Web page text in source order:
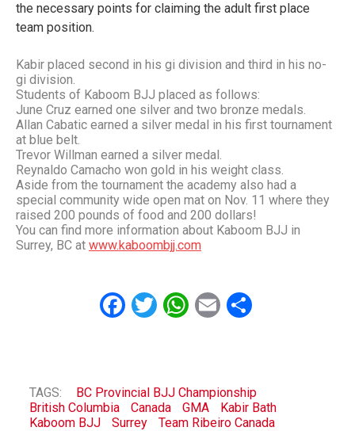
the necessary points for claiming the adult first place
team position.
Kabir placed second in his gi division and third in his no-
gi division.
Students of Kaboom BJJ placed as follows:
June Cruz earned one silver and two bronze medals.
Allan Cabatic earned a silver medal in his first tournament
at blue belt.
Trevor Willman earned a silver medal.
Reynaldo Camacho won gold in his weight class.
Aside from the tournament the academy also had a
special community wide open mat on Nov. 11 where they
raised 200 pounds of food and 200 dollars!
You can find more information about Kaboom BJJ in
Surrey, BC at www.kaboombjj.com
Facebook
Twitter
WhatsApp
EmailShare
TAGS:
BC Provincial BJJ Championship
British Columbia
Canada GMA
Kabir Bath
Kaboom BJJ
Surrey Team Ribeiro Canada